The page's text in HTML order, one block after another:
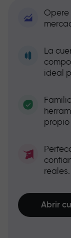
Opere
La
ideal
propio
reales.
Abrir